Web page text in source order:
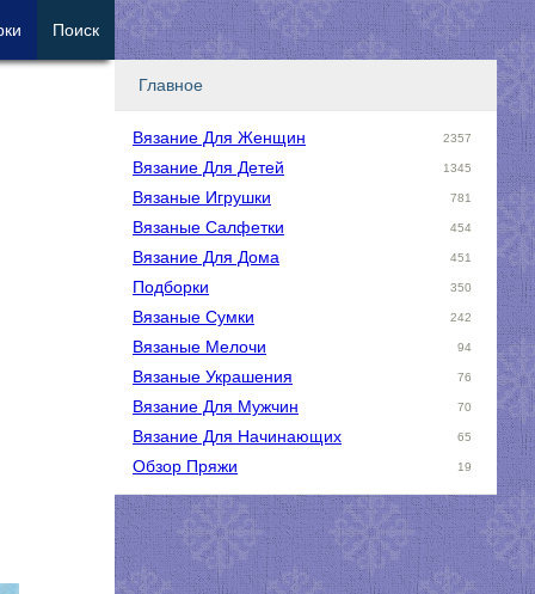
Главное
Вязание Для Женщин 2357
Вязание Для Детей 1345
Вязаные Игрушки 781
Вязаные Салфетки 454
Вязание Для Дома 451
Подборки 350
Вязаные Сумки 242
Вязаные Мелочи 94
Вязаные Украшения 76
Вязание Для Мужчин 70
Вязание Для Начинающих 65
Обзор Пряжи 19
Поиск